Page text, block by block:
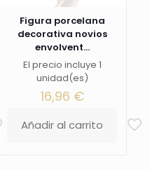
Figura porcelana
decorativa novios
envolvent...
El precio incluye 1
unidad(es)
16,96 €
Añadir al carrito